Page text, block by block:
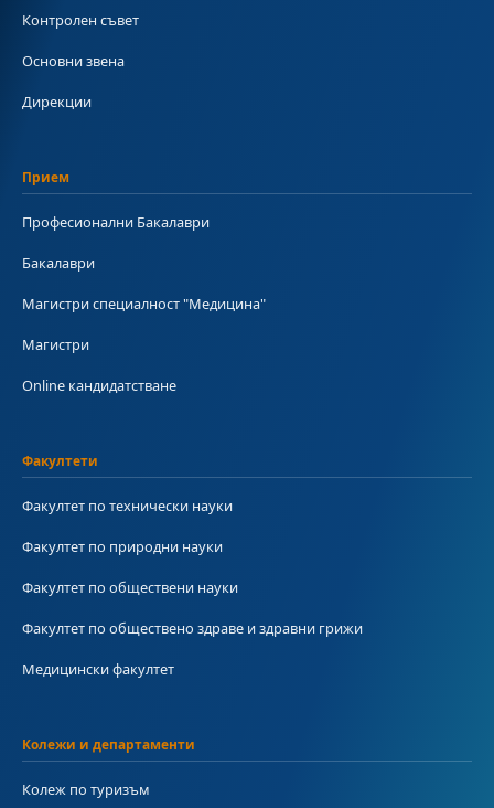
Контролен съвет
Основни звена
Дирекции
Прием
Професионални Бакалаври
Бакалаври
Магистри специалност "Медицина"
Магистри
Online кандидатстване
Факултети
Факултет по технически науки
Факултет по природни науки
Факултет по обществени науки
Факултет по обществено здраве и здравни грижи
Медицински факултет
Колежи и департаменти
Колеж по туризъм